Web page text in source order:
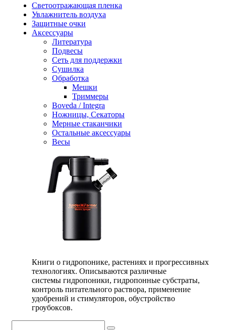
Светоотражающая пленка
Увлажнитель воздуха
Защитные очки
Аксессуары
Литература
Подвесы
Сеть для поддержки
Сушилка
Обработка
Мешки
Триммеры
Boveda / Integra
Ножницы, Секаторы
Мерные стаканчики
Остальные аксессуары
Весы
Книги о гидропонике, растениях и прогрессивных
технологиях. Описываются различные
системы гидропоники, гидропонные субстраты,
контроль питательного раствора, применение
удобрений и стимуляторов, обустройство
гроубоксов.